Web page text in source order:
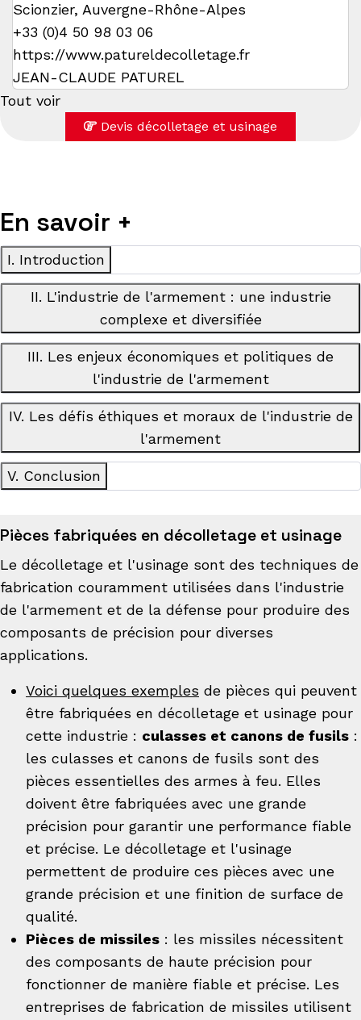
Scionzier, Auvergne-Rhône-Alpes
+33 (0)4 50 98 03 06
https://www.patureldecolletage.fr
JEAN-CLAUDE PATUREL
Tout voir
Devis décolletage et usinage
En savoir +
I. Introduction
II. L'industrie de l'armement : une industrie
complexe et diversifiée
III. Les enjeux économiques et politiques de
l'industrie de l'armement
IV. Les défis éthiques et moraux de l'industrie de
l'armement
V. Conclusion
Pièces fabriquées en décolletage et usinage
Le décolletage et l'usinage sont des techniques de
fabrication couramment utilisées dans l'industrie
de l'armement et de la défense pour produire des
composants de précision pour diverses
applications.
Voici quelques exemples de pièces qui peuvent
être fabriquées en décolletage et usinage pour
cette industrie : culasses et canons de fusils :
les culasses et canons de fusils sont des
pièces essentielles des armes à feu. Elles
doivent être fabriquées avec une grande
précision pour garantir une performance fiable
et précise. Le décolletage et l'usinage
permettent de produire ces pièces avec une
grande précision et une finition de surface de
qualité.
Pièces de missiles : les missiles nécessitent
des composants de haute précision pour
fonctionner de manière fiable et précise. Les
entreprises de fabrication de missiles utilisent